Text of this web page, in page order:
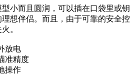
小而且圆润，可以插在口袋里或钥
想伴侣。而且，由于可靠的安全控
。
放电
准精度
操作